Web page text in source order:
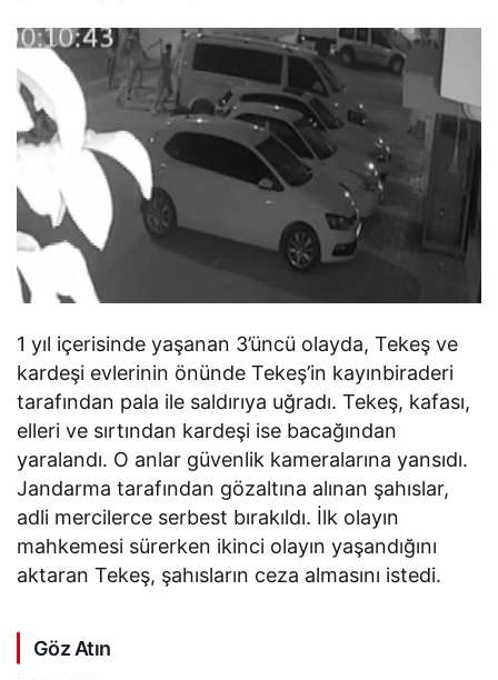
1 yıl içerisinde yaşanan 3’üncü olayda, Tekeş ve
kardeşi evlerinin önünde Tekeş’in kayınbiraderi
tarafından pala ile saldırıya uğradı. Tekeş, kafası,
elleri ve sırtından kardeşi ise bacağından
yaralandı. O anlar güvenlik kameralarına yansıdı.
Jandarma tarafından gözaltına alınan şahıslar,
adli mercilerce serbest bırakıldı. İlk olayın
mahkemesi sürerken ikinci olayın yaşandığını
aktaran Tekeş, şahısların ceza almasını istedi.
Göz Atın